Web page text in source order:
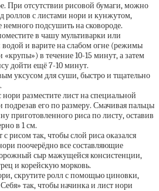
При отсутствии рисовой бумаги, можно
роллов с листами нори и кунжутом,
немного подсушить на сковороде.
в чашу мультиварки или
и варите на слабом огне (режимы
«крупы») в течение 10-15 минут, а затем
дойти ещё 7-10 минут.
уксусом для суши, быстро и тщательно
разместите лист на специальной
его по размеру. Смачивая пальцы
приготовленного риса по листу, оставив
в 1 см.
рисом так, чтобы слой риса оказался
поочерёдно все составляющие
сыр мажущейся консистенции,
и корейскую морковь.
скрутите ролл с помощью циновки,
так, чтобы начинка и лист нори